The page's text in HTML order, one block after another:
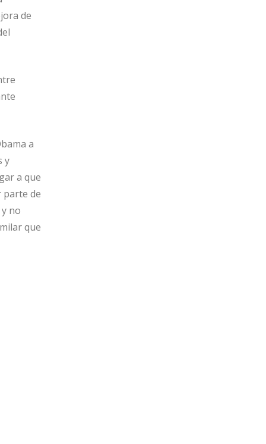
de
a
y
a que
parte de
no
que